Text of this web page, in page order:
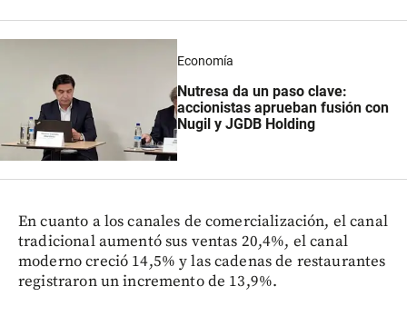
Economía
Nutresa da un paso clave:
accionistas aprueban fusión con
Nugil y JGDB Holding
En cuanto a los canales de comercialización, el canal
tradicional aumentó sus ventas 20,4%, el canal
moderno creció 14,5% y las cadenas de restaurantes
registraron un incremento de 13,9%.